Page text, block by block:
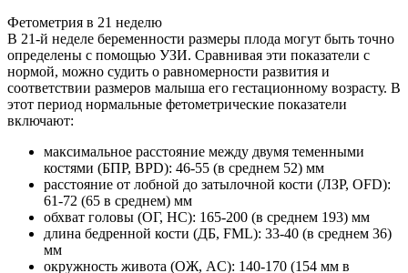
Фетометрия в 21 неделю
В 21-й неделе беременности размеры плода могут быть точно
определены с помощью УЗИ. Сравнивая эти показатели с
нормой, можно судить о равномерности развития и
соответствии размеров малыша его гестационному возрасту. В
этот период нормальные фетометрические показатели
включают:
максимальное расстояние между двумя теменными
костями (БПР, BPD): 46-55 (в среднем 52) мм
расстояние от лобной до затылочной кости (ЛЗР, OFD):
61-72 (65 в среднем) мм
обхват головы (ОГ, НС): 165-200 (в среднем 193) мм
длина бедренной кости (ДБ, FML): 33-40 (в среднем 36)
мм
окружность живота (ОЖ, AC): 140-170 (154 мм в